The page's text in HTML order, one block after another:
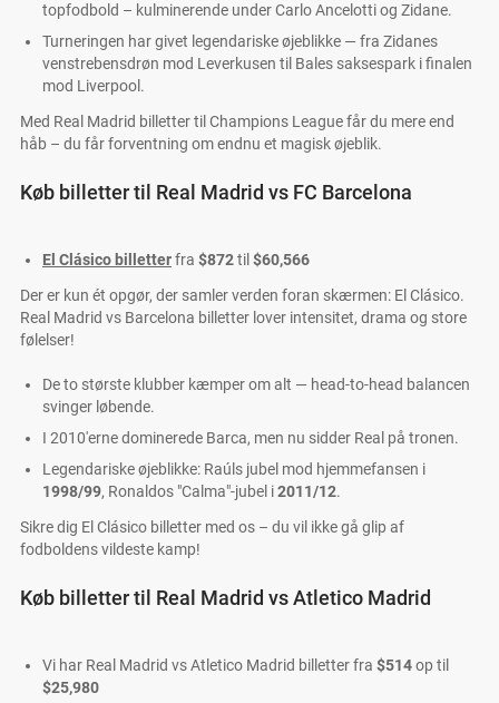
topfodbold – kulminerende under Carlo Ancelotti og Zidane.
Turneringen har givet legendariske øjeblikke — fra Zidanes
venstrebensdrøn mod Leverkusen til Bales saksespark i finalen
mod Liverpool.
Med Real Madrid billetter til Champions League får du mere end
håb – du får forventning om endnu et magisk øjeblik.
Køb billetter til Real Madrid vs FC Barcelona
El Clásico billetterfra $872til $60,566
Der er kun ét opgør, der samler verden foran skærmen: El Clásico.
Real Madrid vs Barcelona billetter lover intensitet, drama og store
følelser!
De to største klubber kæmper om alt — head-to-head balancen
svinger løbende.
I 2010'erne dominerede Barca, men nu sidder Real på tronen.
Legendariske øjeblikke: Raúls jubel mod hjemmefansen i
1998/99, Ronaldos "Calma"-jubel i2011/12.
Sikre dig El Clásico billetter med os – du vil ikke gå glip af
fodboldens vildeste kamp!
Køb billetter til Real Madrid vs Atletico Madrid
Vi har Real Madrid vs Atletico Madrid billetter fra $514op til
$25,980